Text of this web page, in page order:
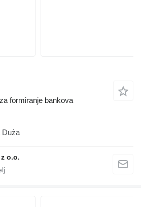
formiranje bankova
Duża
o.o.